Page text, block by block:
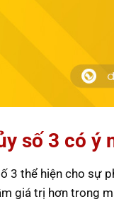
số 3 có ý
3 thể hiện cho sự
giá trị hơn trong